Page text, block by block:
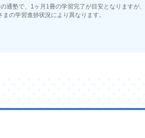
通塾で、1ヶ月1冊の学習完了が目安となりますが、
まの学習進捗状況により異なります。